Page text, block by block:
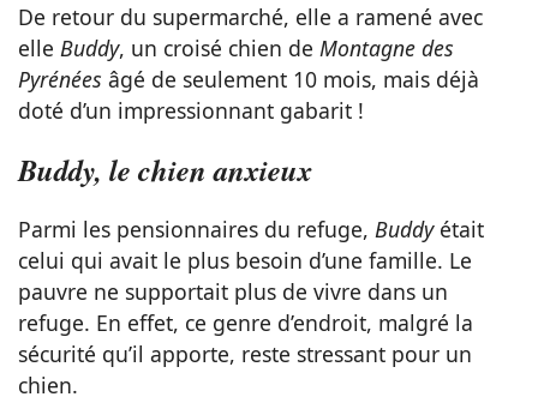
De retour du supermarché, elle a ramené avec
elle Buddy, un croisé chien de Montagne des
Pyrénées âgé de seulement 10 mois, mais déjà
doté d’un impressionnant gabarit !
Buddy, le chien anxieux
Parmi les pensionnaires du refuge, Buddy était
celui qui avait le plus besoin d’une famille. Le
pauvre ne supportait plus de vivre dans un
refuge. En effet, ce genre d’endroit, malgré la
sécurité qu’il apporte, reste stressant pour un
chien.